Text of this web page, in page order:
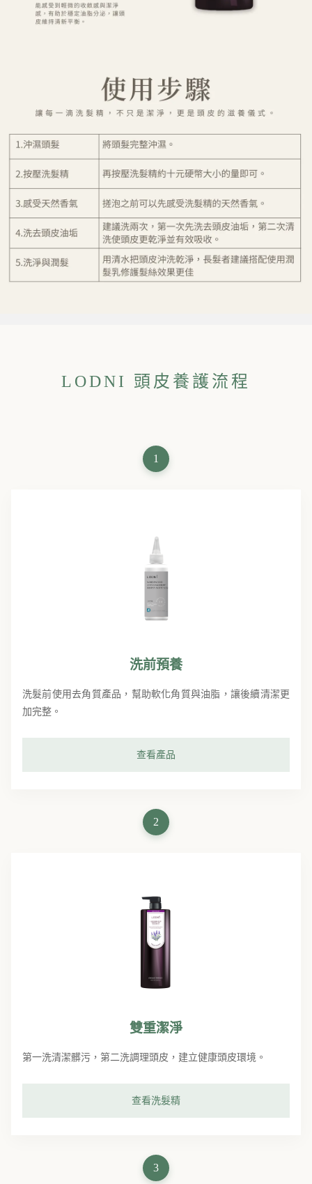
LODNI 頭皮養護流程
1
洗前預養
洗髮前使用去角質產品，幫助軟化角質與油脂，讓後續清潔更
加完整。
查看產品
2
雙重潔淨
第一洗清潔髒污，第二洗調理頭皮，建立健康頭皮環境。
查看洗髮精
3